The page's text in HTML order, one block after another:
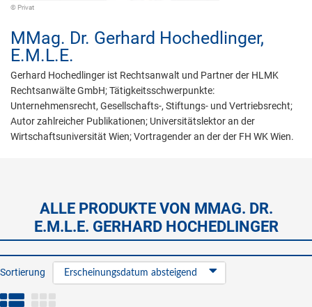
© Privat
MMag. Dr. Gerhard Hochedlinger,
E.M.L.E.
Gerhard Hochedlinger ist Rechtsanwalt und Partner der HLMK
Rechtsanwälte GmbH; Tätigkeitsschwerpunkte:
Unternehmensrecht, Gesellschafts-, Stiftungs- und Vertriebsrecht;
Autor zahlreicher Publikationen; Universitätslektor an der
Wirtschaftsuniversität Wien; Vortragender an der der FH WK Wien.
ALLE PRODUKTE VON MMAG. DR.
E.M.L.E. GERHARD HOCHEDLINGER
Sortierung Erscheinungsdatum absteigend